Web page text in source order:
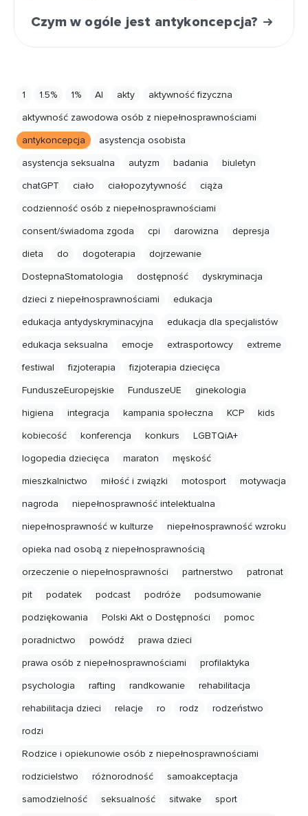
Czym w ogóle jest antykoncepcja?
1 1.5% 1% AI akty
aktywność fizyczna
aktywność zawodowa osób z niepełnosprawnościami
antykoncepcja
asystencja osobista
asystencja seksualna
autyzm badania
biuletyn
chatGPT
ciało ciałopozytywność
ciąża
codzienność osób z niepełnosprawnościami
consent/świadoma zgoda
cpi darowizna
depresja
dieta
do dogoterapia
dojrzewanie
DostepnaStomatologia
dostępność
dyskryminacja
dzieci z niepełnosprawnościami
edukacja
edukacja antydyskryminacyjna
edukacja dla specjalistów
edukacja seksualna
emocje extrasportowcy
extreme
festiwal
fizjoterapia
fizjoterapia dziecięca
FunduszeEuropejskie
FunduszeUE
ginekologia
higiena
integracja kampania społeczna KCP
kids
kobiecość
konferencja konkurs
LGBTQiA+
logopedia dziecięca
maraton
męskość
mieszkalnictwo
miłość i związki motosport
motywacja
nagroda
niepełnosprawność intelektualna
niepełnosprawność w kulturze
niepełnosprawność wzroku
opieka nad osobą z niepełnosprawnością
orzeczenie o niepełnosprawności
partnerstwo
patronat
pit
podatek podcast podróże
podsumowanie
podziękowania
Polski Akt o Dostępności
pomoc
poradnictwo
powódź
prawa dzieci
prawa osób z niepełnosprawnościami
profilaktyka
psychologia
rafting randkowanie
rehabilitacja
rehabilitacja dzieci
relacje ro rodz
rodzeństwo
rodzi
Rodzice i opiekunowie osób z niepełnosprawnościami
rodzicielstwo
różnorodność
samoakceptacja
samodzielność
seksualność sitwake sport